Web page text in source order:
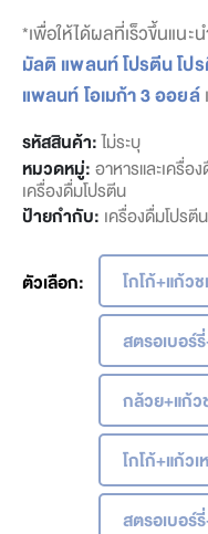
*เพื่อให้ได้ผลที่เร็วขึ้นแน
มัลติ แพลนท์ โปรตีน โป
แพลนท์ โอเมก้า 3 ออยล์
รหัสสินค้า:ไม่ระบุ
หมวดหมู่: อาหารและเครื่อ
เครื่องดื่มโปรตีน
ป้ายกำกับ: เครื่องดื่มโปรตีน
ตัวเลือก โกโก้+แก้ว
สตรอเบอร์
กล้วย+แก้
โกโก้+แก้วเ
สตรอเบอร์